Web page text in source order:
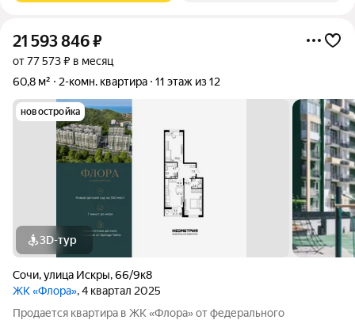
21 593 846₽
от 77 573 ₽ в месяц
60,8 м²
2-комн. квартира 11 этаж из 12
новостройка
3D-тур
Сочи,улица Искры,66/9к8
ЖК «Флора», 4 квартал 2025
Продается квартира в ЖК «Флора» от федерального